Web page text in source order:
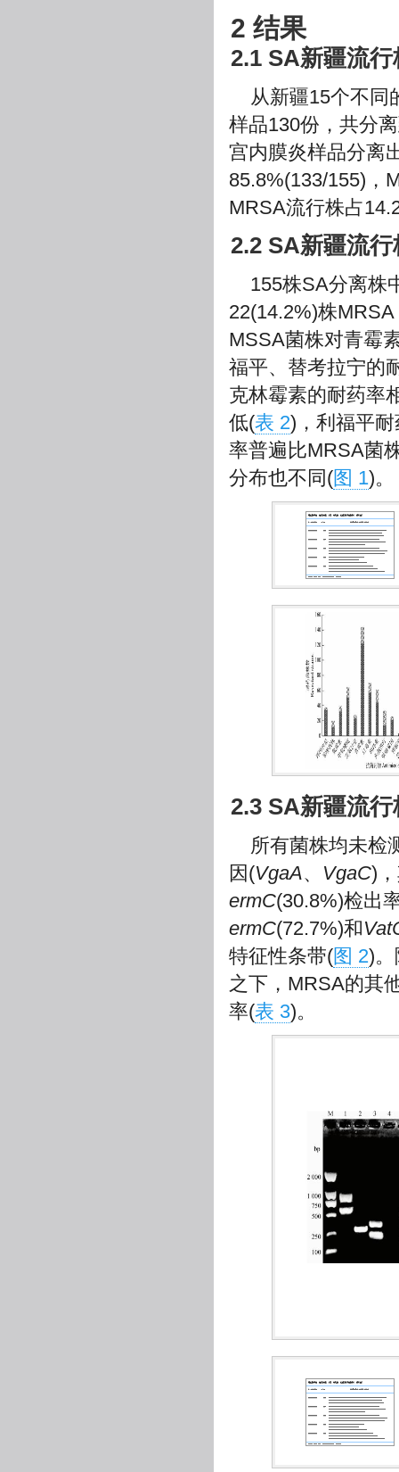
2 结果
2.1 SA新疆流
从新疆15个不同
样品130份，共分
宫内膜炎样品分离
85.8%(133/155)，
MRSA流行株占
2.2 SA新疆流
155株SA分离株
22(14.2%)株
MSSA菌株对青霉
福平、替考拉宁的
克林霉素的耐药率
低(表 2)，利福平
率普遍比MRSA菌
分布也不同(图 1)。
2.3 SA新疆流
所有菌株均未检
因(VgaA、 VgaC)
ermC(30.8%)检出
ermC(72.7%)和
特征性条带(图 2)
之下，MRSA的其
率(表 3)。